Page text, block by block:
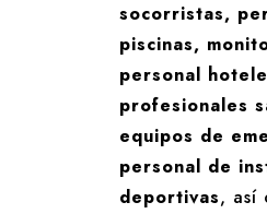
socorristas,
piscinas,
personal
profesionales
equipos de
personal de
deportivas, así